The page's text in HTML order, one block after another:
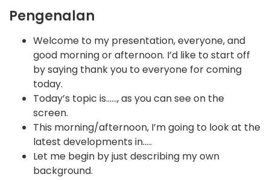
Pengenalan
Welcome to my presentation, everyone, and
good morning or afternoon. I’d like to start off
by saying thank you to everyone for coming
today.
Today’s topic is……, as you can see on the
screen.
This morning/afternoon, I’m going to look at the
latest developments in…..
Let me begin by just describing my own
background.